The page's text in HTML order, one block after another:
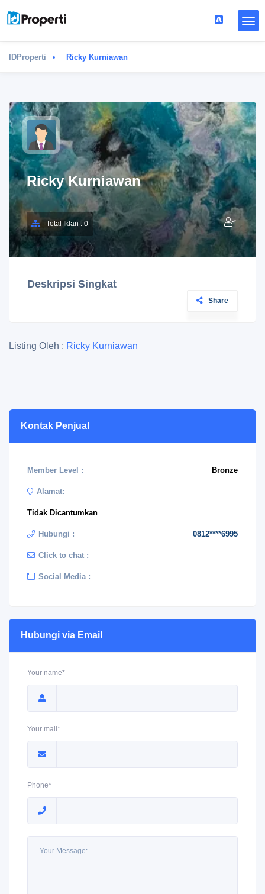
IDProperti Ricky Kurniawan
Ricky Kurniawan
Total Iklan : 0
Deskripsi Singkat
Share
Listing Oleh : Ricky Kurniawan
Kontak Penjual
Member Level : Bronze
Alamat:
Tidak Dicantumkan
Hubungi : 0812****6995
Click to chat :
Social Media :
Hubungi via Email
Your name*
Your mail*
Phone*